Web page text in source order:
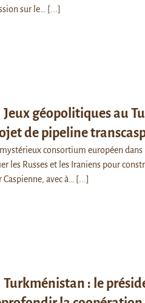
sur le…
[...]
Jeux géopolitiques au
de pipeline
consortium européen
les Russes et les Iraniens pour
Caspienne, avec à…
[...]
Turkménistan : le